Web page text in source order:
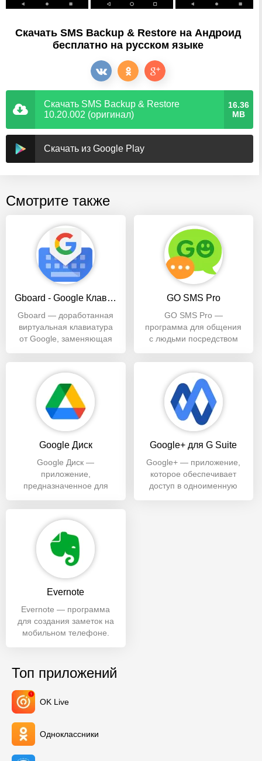
Скачать SMS Backup & Restore на Андроид
бесплатно на русском языке
Скачать SMS Backup & Restore
10.20.002 (оригинал)
16.36
MB
Скачать из Google Play
Смотрите также
Gboard - Google Клавиатура
Gboard — доработанная
виртуальная клавиатура
от Google, заменяющая
набора
GO SMS Pro
GO SMS Pro —
программа для общения
с людьми посредством
SMS, MMS-сообщений.
Google Диск
Google Диск —
приложение,
предназначенное для
облачным хранилищем,
объем
Google+ для G Suite
Google+ — приложение,
которое обеспечивает
доступ в одноименную
Evernote
Evernote — программа
для создания заметок на
мобильном телефоне.
Топ приложений
OK Live
Одноклассники